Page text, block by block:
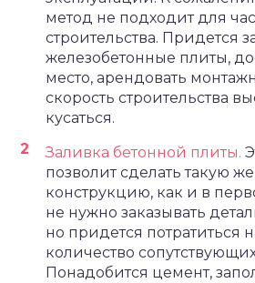
метод не подходит для
строительства. Придется
железобетонные плиты,
место, арендовать
скорость строительства
кусаться.
Заливка бетонной плиты.
позволит сделать такую
конструкцию, как и в
не нужно заказывать
но придется потратиться
количество
Понадобится цемент,